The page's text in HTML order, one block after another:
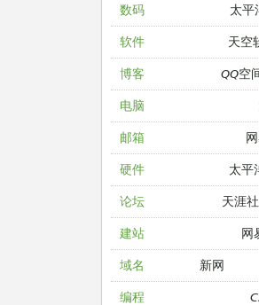
数码 太平
软件 天空
博客 QQ空
电脑
邮箱
硬件 太平
论坛 天涯
建站 网
域名 新网
编程